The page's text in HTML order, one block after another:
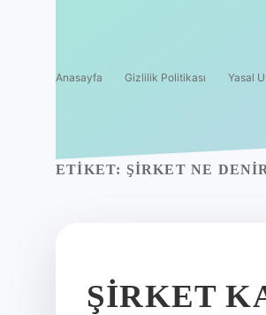
Anasayfa Gizlilik Politikası Yasal
ETIKET: ŞIRKET NE DENIR
ŞIRKET